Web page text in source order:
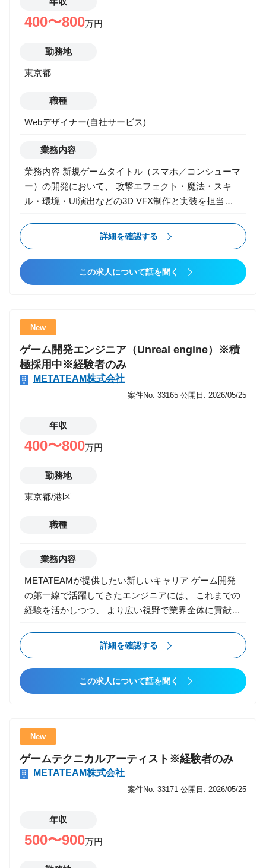
リューション導入を目指した実行計画策定を支援 ［ポ
ジション］コンサル ［規模］6名 ・官公庁向け基盤
刷新PMO支援 [プロジェクト概要] 既存システムの
EOL対応として基盤刷新を推進するPJのネットワーク
領域におけるPMO支援 [ポジション]PMO [規模]5名
能力 ・課題解決能力 ・コミュニケーション能力 ・大
規模プロジェクトにおけるプロジェクト推進力 ■弊社
スピード感のある働き方が可能 ・代表や事業責任者と
保有し、上流から下流まで一気通貫の支援実績あり ・
IoTやAI技術を用いたアプリケーション開発など、ソリ
ューションに囚われない提案が可能
400〜800万円
勤務地
東京都
職種
Webデザイナー(自社サービス)
業務内容
業務内容 新規ゲームタイトル（スマホ／コンシューマ
ー）の開発において、 攻撃エフェクト・魔法・スキ
ル・環境・UI演出などの3D VFX制作と実装を担当し
／軽量化／負荷管理／視認性 といったゲームならでは
の要素を踏まえ、演出クオリティとゲーム体験を両立
するポジションです。 【主な業務】 ▼ 3Dゲームエフ
ェクト制作（メイン） ・攻撃エフェクト（斬撃・衝撃
撃・予兆・警告エフェクト ・環境エフェクト（炎・
風・雨・雷・雪・霧 etc.） ・破壊・爆発・着弾・エネ
ルギー表現 ・カットシーン・演出シーンのエフェクト
▼ ゲーム実装（Unity／Unreal） ・Unity（Shuriken／
VFX Graph）での実装 ・Unreal Engine（Niagara）で
の実装 ・マテリアル／シェーダー（Shader Graph／
ング調整 ・Animation／Timeline／Sequencerとの同期
▼ ゲーム向け最適化 ・オーバードロー対策 ・GPU／
CPU負荷の最適化 ・テクスチャ圧縮／スプライトシー
ト作成 ・LOD・発生量調整 ・モバイル／コンシュー
マーそれぞれの制約に合わせた軽量化 ▼ 演出品質向
上・上流工程 ・VFXコンセプトの作成（参考集め、絵
出すり合わせ ・チーム内でのVFX基準作成 ・外注管
表現の検証）
詳細を確認する
この求人について話を聞く
New
ゲーム開発エンジニア（Unreal engine）※積
極採用中※経験者のみ
METATEAM株式会社
案件No. 33165 公開日: 2026/05/25
年収
400〜800万円
勤務地
東京都/港区
職種
業務内容
METATEAMが提供したい新しいキャリア ゲーム開発
の第一線で活躍してきたエンジニアには、 これまでの
経験を活かしつつ、 より広い視野で業界全体に貢献で
の引き出しを増やす ・チームマネジメントや組織構築
など、ビジネススキルを磨く成長機会 ・新規事業にも
挑戦可能 経験を多く積んでさらにスキルアップしたい
方、 現場経験を生かしてキャリアの幅を広げたい方に
ームプレイ、バトル、レベルデザイン、演出、システ
ム設計など、 中核となる機能の開発全般を担当いただ
きます。 【主な業務】 ・コンシューマー向けタイト
ルのゲームクライアント開発 ・キャラクター挙動、
AI、バトルシステムなどの実装 ・レベルデザイン／ギ
レイヤー体験に直結する部分の実装 ・Unreal Engine、
Unity、内製エンジンなどを用いたシステム構築 ・最
適化（描画・パフォーマンス・ロード時間改善） ・プ
ラットフォーム要件に伴う技術対応 ・他職種（アー
詳細を確認する
この求人について話を聞く
New
ゲームテクニカルアーティスト※経験者のみ
METATEAM株式会社
案件No. 33171 公開日: 2026/05/25
年収
500〜900万円